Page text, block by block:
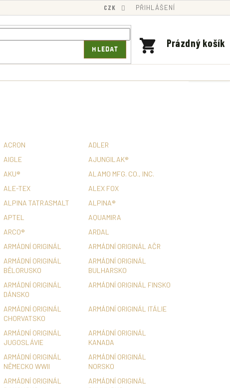
CZK PŘIHLÁŠENÍ
HLEDAT
NÁKUPNÍ
Prázdný košík
ACRON
ADLER
AIGLE
AJUNGILAK®
AKU®
ALAMO MFG. CO., INC.
ALE-TEX
ALEX FOX
ALPINA TATRASMALT
ALPINA®
APTEL
AQUAMIRA
ARCO®
ARDAL
ARMÁDNÍ ORIGINÁL
ARMÁDNÍ ORIGINÁL AČR
ARMÁDNÍ ORIGINÁL
BĚLORUSKO
ARMÁDNÍ ORIGINÁL
BULHARSKO
ARMÁDNÍ ORIGINÁL
DÁNSKO
ARMÁDNÍ ORIGINÁL FINSKO
ARMÁDNÍ ORIGINÁL
CHORVATSKO
ARMÁDNÍ ORIGINÁL ITÁLIE
ARMÁDNÍ ORIGINÁL
JUGOSLÁVIE
ARMÁDNÍ ORIGINÁL
KANADA
ARMÁDNÍ ORIGINÁL
NĚMECKO WWII
ARMÁDNÍ ORIGINÁL
NORSKO
ARMÁDNÍ ORIGINÁL
ARMÁDNÍ ORIGINÁL